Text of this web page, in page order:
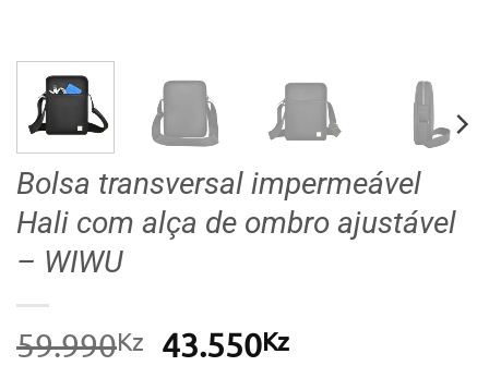
Bolsa transversal impermeável
Hali com alça de ombro ajustável
– WIWU
59.990Kz
O
43.550KzO